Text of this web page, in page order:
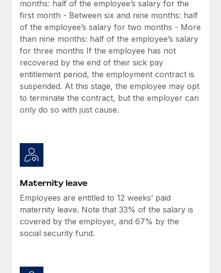
Secundaire arbeidsvoorwaarden
Eenvoudig secundaire arbeidsvoorwaarden
beheren
up op het gebied van gezondheid en welzijn,...
Meer informatie
Productupdates van Remote: Gusto- en Xero-
integraties en Contractor Management Plus
Het blijft de missie van Remote om alle soorten bedrijven
te helpen bij het aannemen, beheren en...
Meer informatie
beheert met Remote
Phiture, een toonaangevende leider in de wereldwijde
Meer informatie
months: half of the employee’s salary for the
first month - Between six and nine months: half
of the employee’s salary for two months - More
than nine months: half of the employee’s salary
for three months If the employee has not
recovered by the end of their sick pay
entitlement period, the employment contract is
suspended. At this stage, the employee may opt
to terminate the contract, but the employer can
only do so with just cause.
Maternity leave
Employees are entitled to 12 weeks’ paid
maternity leave. Note that 33% of the salary is
covered by the employer, and 67% by the
social security fund.